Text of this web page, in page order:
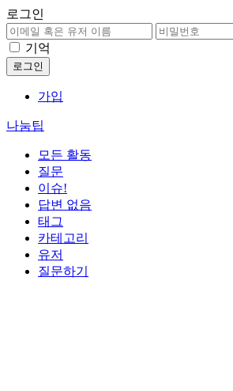
로그인
기억
가입
나눔팁
모든 활동
질문
이슈!
답변 없음
태그
카테고리
유저
질문하기